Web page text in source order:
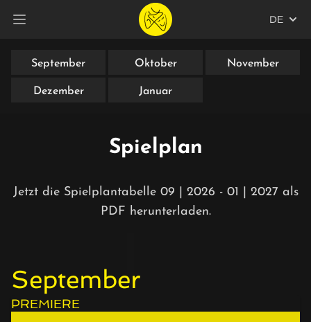
Hauptmenü öffnen
DE
September Oktober November
Dezember Januar
Spielplan
Jetzt die Spielplantabelle 09 | 2026 - 01 | 2027 als
PDF herunterladen.
September
PREMIERE